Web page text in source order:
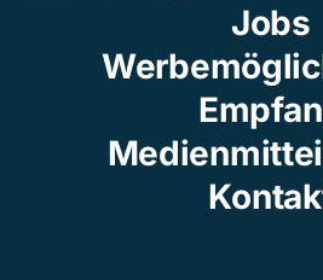
Jobs